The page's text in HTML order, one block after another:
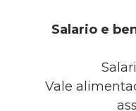
Salario e
Vale